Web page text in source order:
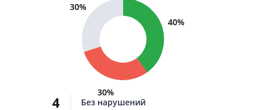
40%
30%
30%
4
Без нарушений